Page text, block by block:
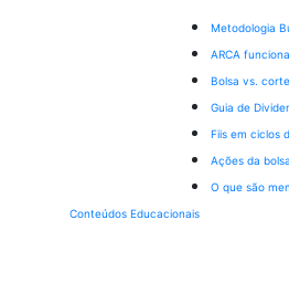
Metodologia
ARCA
Bolsa vs.
Guia de
Fiis em ciclos
Ações da
O que são
Conteúdos Educacionais